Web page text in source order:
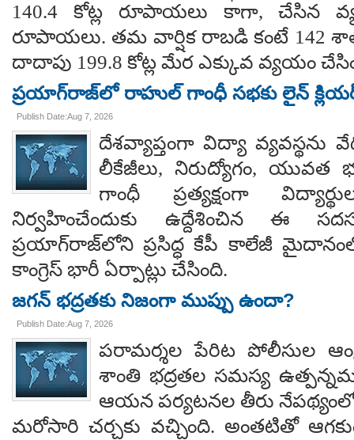
140.4 కోట్ల రూపాయలు కాగా, చేసిన
రూపాయలు. తమ వార్షిక రాబడి కంటే 142
దాదాపు 199.8 కోట్ల మేర ఎక్కువ వ్యయం
ప్రయాగ్‌రాజ్‌లో రాహుల్ గాంధీ సభకు లైన్
Publish Date:Aug 7, 2026
దేశవ్యాప్తంగా విద్యా వ్యవస్థను
లీకేజీలు, నిరుద్యోగం, యువత
గాంధీ ప్రత్యక్షంగా
నిర్వహించేందుకు ఉద్దేశించిన ఈ
ప్రయాగ్‌రాజ్‌లోని ప్రసిద్ధ కేపీ కాలేజీ మైదానంలో
కాంగ్రెస్ భారీ ఏర్పాట్లు చేసింది.
జగన్ భద్రతకు నిజంగా ముప్పు ఉందా?
Publish Date:Aug 7, 2026
పరామర్శల పేరిట పోలీసుల
శాంతి భద్రతల సమస్య
ఆయన పర్యటనల తీరు నేపథ్యంలో
మరోసారి చర్చకు వచ్చింది. అంతటితో